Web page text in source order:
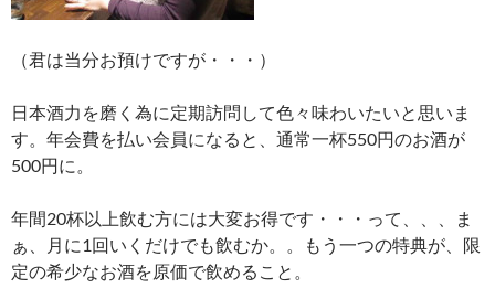
（君は当分お預けですが・・・）
日本酒力を磨く為に定期訪問して色々味わいたいと思いま
す。年会費を払い会員になると、通常一杯550円のお酒が
500円に。
年間20杯以上飲む方には大変お得です・・・って、、、ま
ぁ、月に1回いくだけでも飲むか。。もう一つの特典が、限
定の希少なお酒を原価で飲めること。